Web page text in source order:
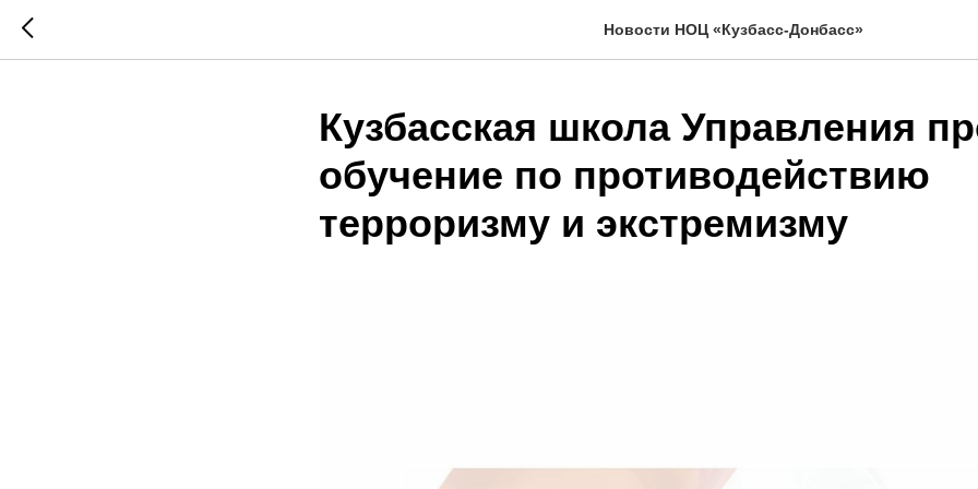
Новости НОЦ «Кузбасс-Донбасс»
Кузбасская школа Управления
обучение по противодействию
терроризму и экстремизму